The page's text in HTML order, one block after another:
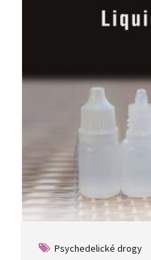
Psychedelické drogy